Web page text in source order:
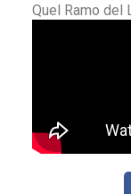
Quel Ramo del